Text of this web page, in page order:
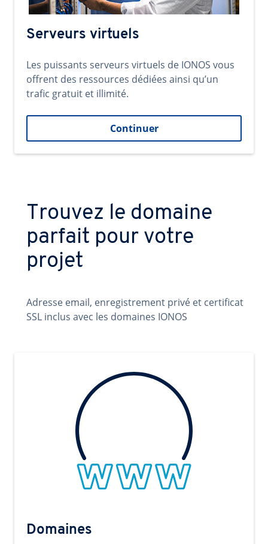
Serveurs virtuels
Les puissants serveurs virtuels de IONOS vous
offrent des ressources dédiées ainsi qu’un
trafic gratuit et illimité.
Continuer
Trouvez le domaine
parfait pour votre
projet
Adresse email, enregistrement privé et certificat
SSL inclus avec les domaines IONOS
Domaines